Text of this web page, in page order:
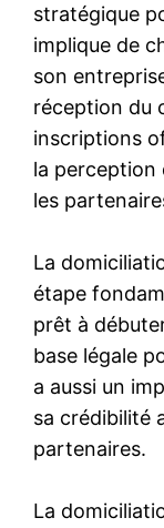
stratégique
implique de
son
réception du
inscriptions
la perception
les
La
étape
prêt à
base légale
a aussi un
sa crédibilité
partenaires.
La